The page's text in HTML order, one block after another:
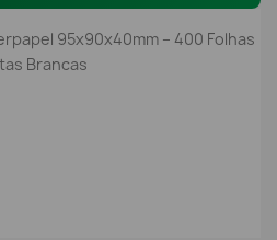
95x90x40mm – 400 Folhas
Brancas